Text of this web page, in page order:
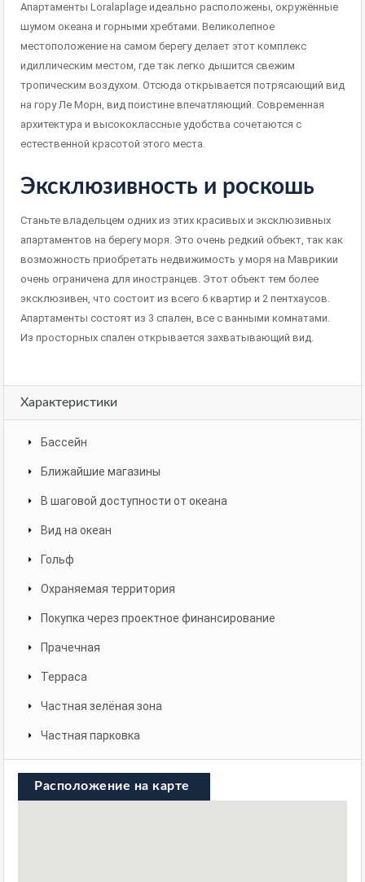
Апартаменты Loralaplage идеально расположены, окружённые
шумом океана и горными хребтами. Великолепное
местоположение на самом берегу делает этот комплекс
идиллическим местом, где так легко дышится свежим
тропическим воздухом. Отсюда открывается потрясающий вид
на гору Ле Морн, вид поистине впечатляющий. Современная
архитектура и высококлассные удобства сочетаются с
естественной красотой этого места.
Эксклюзивность и роскошь
Станьте владельцем одних из этих красивых и эксклюзивных
апартаментов на берегу моря. Это очень редкий объект, так как
возможность приобретать недвижимость у моря на Маврикии
очень ограничена для иностранцев. Этот объект тем более
эксклюзивен, что состоит из всего 6 квартир и 2 пентхаусов.
Апартаменты состоят из 3 спален, все с ванными комнатами.
Из просторных спален открывается захватывающий вид.
Характеристики
Бассейн
Ближайшие магазины
В шаговой доступности от океана
Вид на океан
Гольф
Охраняемая территория
Покупка через проектное финансирование
Прачечная
Терраса
Частная зелёная зона
Частная парковка
Расположение на карте